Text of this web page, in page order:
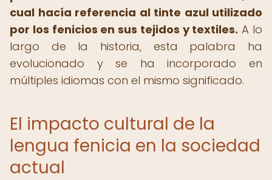
cual hacía referencia al tinte azul utilizado
por los fenicios en sus tejidos y textiles. A lo
largo de la historia, esta palabra ha
evolucionado y se ha incorporado en
múltiples idiomas con el mismo significado.
El impacto cultural de la
lengua fenicia en la sociedad
actual